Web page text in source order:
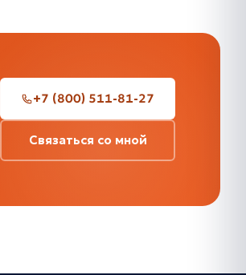
+7 (800) 511-81-27
Связаться со мной